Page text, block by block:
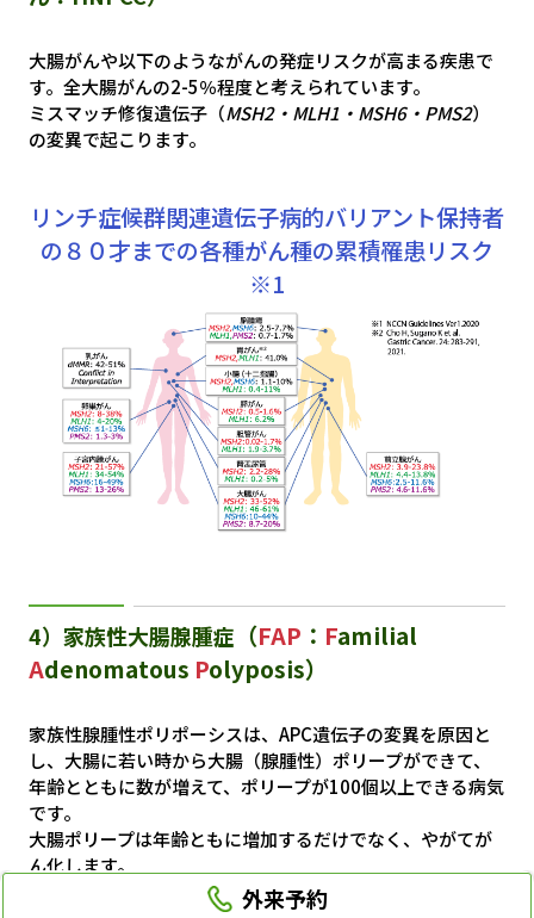
大腸がんや以下のようながんの発症リスクが高まる疾患で
す。全大腸がんの2-5％程度と考えられています。
ミスマッチ修復遺伝子（MSH2・MLH1・MSH6・PMS2）
の変異で起こります。
リンチ症候群関連遺伝子病的バリアント保持者
の８０才までの各種がん種の累積罹患リスク
※1
4）家族性大腸腺腫症 （FAP ： Familial
Adenomatous Polyposis）
家族性腺腫性ポリポーシスは、APC遺伝子の変異を原因と
し、大腸に若い時から大腸（腺腫性）ポリープができて、
年齢とともに数が増えて、ポリープが100個以上できる病気
です。
大腸ポリープは年齢ともに増加するだけでなく、やがてが
ん化します。
典型例では、10歳代で大腸にポリープができはじめ、徐々
外来予約